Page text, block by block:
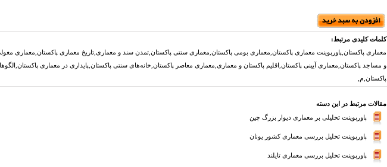
کلمات کلیدی مرتبط:
معماری پاکستان,پاورپوینت معماری پاکستان,معماری بومی پاکستان,معماری سنتی پاکستان,تمدن سند و معماری,تاریخ معماری پاکستان,معماری
و مساجد پاکستان,معماری آیینی پاکستان,اقلیم پاکستان و معماری,معماری معاصر پاکستان,خانه‌های سنتی پاکستان,پایداری در معماری
پاکستان,م,
مقالات مرتبط در این دسته
پاورپوینت تحلیلی بر معماری دیوار بزرگ چین
پاورپوینت تحلیل بررسی معماری کشور یونان
پاورپوینت تحلیل بررسی معماری تایلند